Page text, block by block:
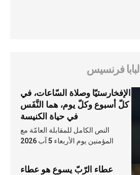
البابا فرنسيس
الإفخارستيّا وصلاة السّاعات، في
كلّ أسبوع وكلّ يوم، هما النَّفَس
في حياة الكنيسة
النص الكامل للمقابلة العامّة مع
المؤمنين يوم الأربعاء 5 آب 2026
عطاء الرّبّ يسوع هو عطاء